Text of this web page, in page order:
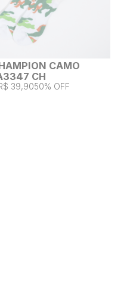
CAMO
CH
39,9050% OFF